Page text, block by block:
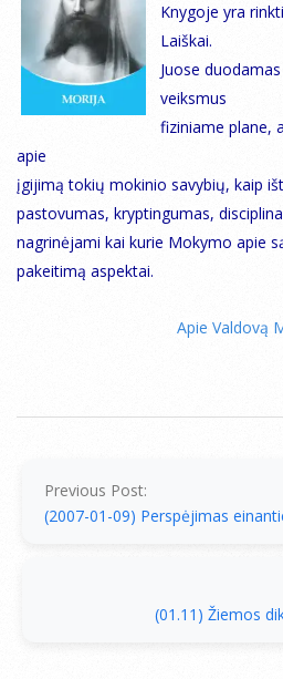
Knygoje yra
Laiškai.
Juose
veiksmus
fiziniame plane,
apie
įgijimą tokių mokinio savybių, kaip
pastovumas, kryptingumas,
nagrinėjami kai kurie Mokymo apie
pakeitimą aspektai.
Apie Valdovą
Previous Post:
(2007-01-09) Perspėjimas
(01.11) Žiemos